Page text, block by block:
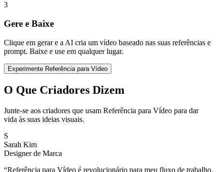
3
Gere e Baixe
Clique em gerar e a AI cria um vídeo baseado nas suas referências e
prompt. Baixe e use em qualquer lugar.
Experimente Referência para Vídeo
O Que Criadores Dizem
Junte-se aos criadores que usam Referência para Vídeo para dar
vida às suas ideias visuais.
S
Sarah Kim
Designer de Marca
“Referência para Vídeo é revolucionário para meu fluxo de trabalho.